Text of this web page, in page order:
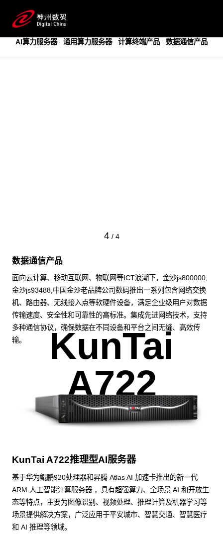
成为领先的创新智算基础设施提供商
预约专家咨询
AI算力服务器 通用算力服务器 计算终端产品 数据通信产品
4 / 4
数据通信产品
面向云计算、移动互联网、物联网等ICT浪潮下，金沙js800000,
金沙js93488,中国金沙老品牌公司数码推出一系列包含网络交换
机、路由器、无线接入点等软硬件设备，满足企业级用户对数据
传输速度、安全性和可靠性的高标准。集成先进网络技术，支持
多种通信协议，确保数据在不同设备和平台之间无缝、高效传
输。
KunTai
A722
KunTai A722推理型AI服务器
基于华为鲲鹏920处理器和昇腾 Atlas AI 加速卡推出的新一代
ARM 人工智能计算服务器 ，具有超强算力、全场景 AI 和开放生
态等特点，主要为图像识别、视频处理、推理计算及机器学习等
场景提供解决方案，广泛应用于平安城市、智慧交通、智慧医疗
和 AI 推理等领域。